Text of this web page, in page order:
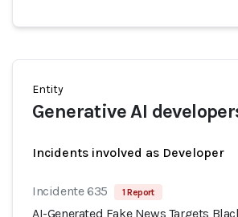
Entity
Generative AI
Incidents involved as Developer
Incidente 635 1 Report
AI-Generated Fake News Targets